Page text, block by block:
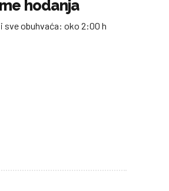
hodanja
sve obuhvaća: oko 2:00 h